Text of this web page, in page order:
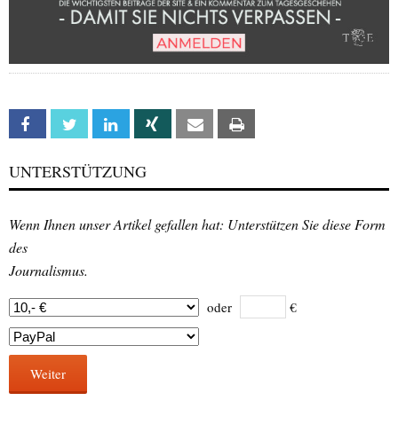
Facebook Twitter Linkedin Xing Email
UNTERSTÜTZUNG
Wenn Ihnen unser Artikel gefallen hat: Unterstützen Sie diese Form
des
Journalismus.
oder €
Weiter